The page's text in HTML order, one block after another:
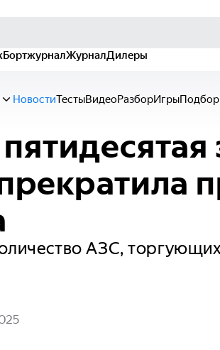
БортжурналЖурналДилеры
НовостиТестыВидеоРазборИгры
АЗС,